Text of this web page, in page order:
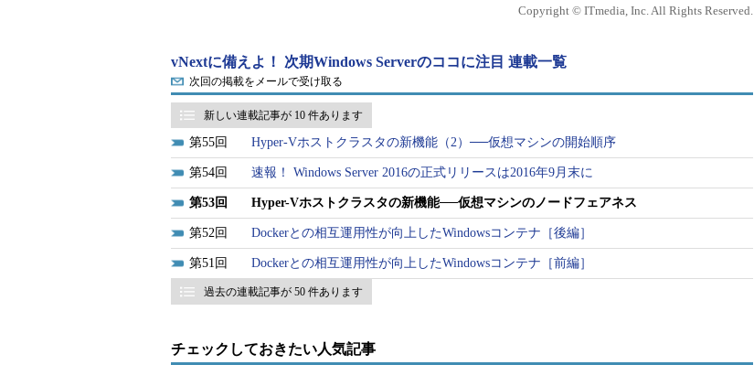
新」。仮想マシンの可用性を維持しながら仮想化基盤の更新が可能だが、仮想マシンの負荷バランスは考慮さ
れない
しかし、クラスタ対応更新では仮想マシンの負荷バランスは考慮されず、更新が完了
しても、仮想マシンが元の場所に自動的に配置されることはないため、管理者がバラン
めにノードを追加した場合も、新しいノードに手動で仮想マシンを再配置する必要があ
Copyright © ITmedia, Inc. All Rights Reserved.
vNextに備えよ！ 次期Windows Serverのココに注目 連載一覧
次回の掲載をメールで受け取る
新しい連載記事が 10 件あります
55 Hyper-Vホストクラスタの新機能（2）──仮想マシンの開始順序
54 速報！ Windows Server 2016の正式リリースは2016年9月末に
53 Hyper-Vホストクラスタの新機能──仮想マシンのノードフェアネス
52 Dockerとの相互運用性が向上したWindowsコンテナ［後編］
51 Dockerとの相互運用性が向上したWindowsコンテナ［前編］
過去の連載記事が 50 件あります
チェックしておきたい人気記事